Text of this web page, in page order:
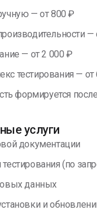
— от 800 ₽
—
— от 2 000 ₽
тестирования — от
формируется
услуги
документации
(по
данных
и